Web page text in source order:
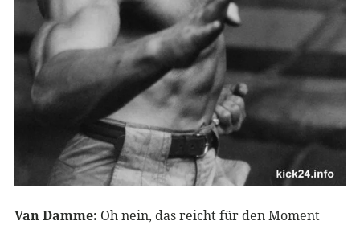
Van Damme: Oh nein, das reicht für den Moment